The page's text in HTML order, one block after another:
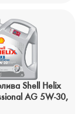
Shell Helix
AG 5W-30,